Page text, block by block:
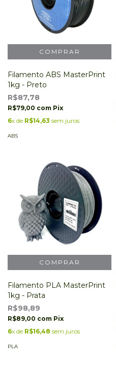
Filamento ABS MasterPrint
1kg - Preto
R$87,78
R$79,00 com Pix
6x de R$14,63 sem juros
ABS
Filamento PLA MasterPrint
1kg - Prata
R$98,89
R$89,00 com Pix
6x de R$16,48 sem juros
PLA